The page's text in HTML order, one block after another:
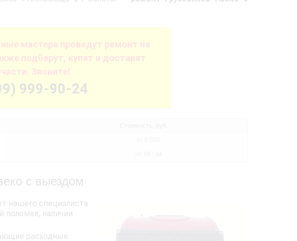
мастера проведут ремонт на
подберут, купят и доставят
Звоните!
999-90-24
с выездом
нашего специалиста
поломке, наличии
расходные